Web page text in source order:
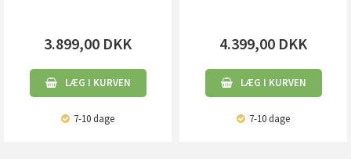
3.899,00 DKK
LÆG I KURVEN
7-10 dage
4.399,00 DKK
LÆG I KURVEN
7-10 dage